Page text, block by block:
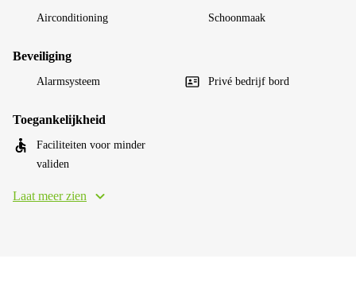
Airconditioning Schoonmaak
Beveiliging
Alarmsysteem Privé bedrijf bord
Toegankelijkheid
Faciliteiten voor minder
validen
Laat meer zien